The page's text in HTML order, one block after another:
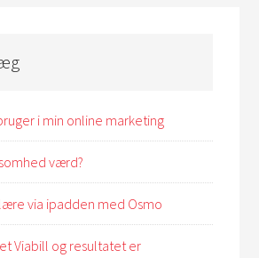
i min online marketing
værd?
via ipadden med Osmo
Viabill og resultatet er